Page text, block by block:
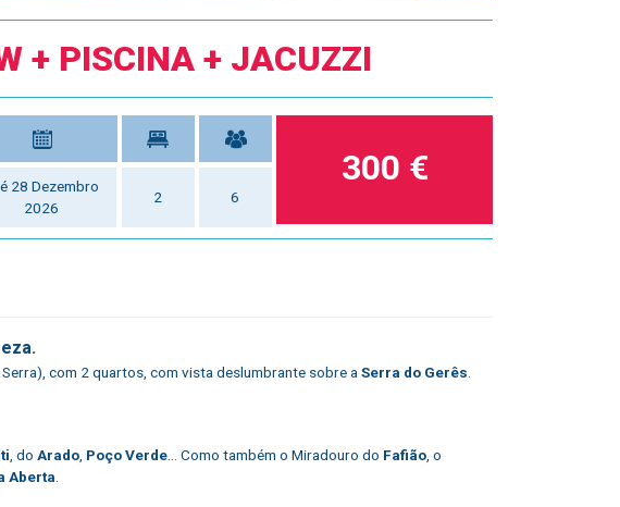
+ PISCINA + JACUZZI
28 Dezembro
2026
2 6
300 €
com 2 quartos, com vista deslumbrante sobre aSerra do Gerês.
, do Arado, Poço Verde... Como também o Miradouro do Fafião, o
Aberta.